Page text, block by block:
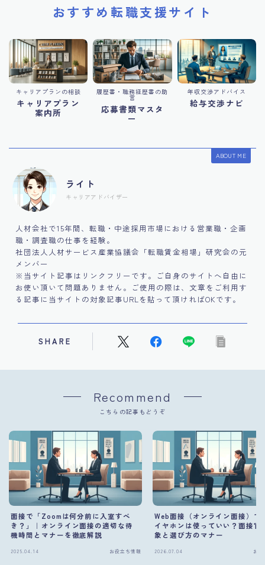
おすすめ転職支援サイト
キャリアプランの相談
キャリアプラン
案内所
履歴書・職務経歴書の助
言
応募書類マスタ
ー
年収交渉アドバイス
給与交渉ナビ
ABOUT ME
ライト
キャリアアドバイザー
人材会社で15年間、転職・中途採用市場における営業職・企画
職・調査職の仕事を経験。
社団法人人材サービス産業協議会「転職賃金相場」研究会の元
メンバー
※当サイト記事はリンクフリーです。ご自身のサイトへ自由に
お使い頂いて問題ありません。ご使用の際は、文章をご利用す
る記事に当サイトの対象記事URLを貼って頂ければOKです。
SHARE
Recommend
こちらの記事もどうぞ
面接で「Zoomは何分前に入室すべ
き？」｜オンライン面接の適切な待
機時間とマナーを徹底解説
2025.04.14 お役立ち情報
Web面接（オンライン面接）で
イヤホンは使っていい？面接官
象と選び方のマナー
2026.07.04 お